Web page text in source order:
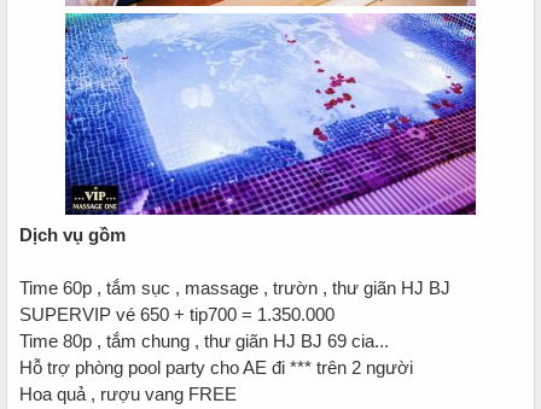
Dịch vụ gồm
Time 60p , tắm sục , massage , trườn , thư giãn HJ BJ
SUPERVIP vé 650 + tip700 = 1.350.000
Time 80p , tắm chung , thư giãn HJ BJ 69 cia...
Hỗ trợ phòng pool party cho AE đi *** trên 2 người
Hoa quả , rượu vang FREE